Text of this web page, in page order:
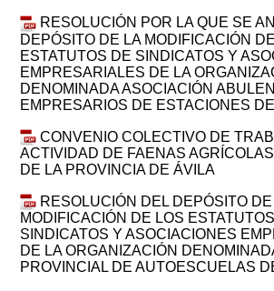
RESOLUCIÓN POR LA QUE SE
DEPÓSITO DE LA MODIFICACIÓN
ESTATUTOS DE SINDICATOS Y
EMPRESARIALES DE LA
DENOMINADA ASOCIACIÓN
EMPRESARIOS DE ESTACIONES
CONVENIO COLECTIVO DE
ACTIVIDAD DE FAENAS
DE LA PROVINCIA DE ÁVILA
RESOLUCIÓN DEL DEPÓSITO
MODIFICACIÓN DE LOS
SINDICATOS Y ASOCIACIONES
DE LA ORGANIZACIÓN
PROVINCIAL DE AUTOESCUELAS